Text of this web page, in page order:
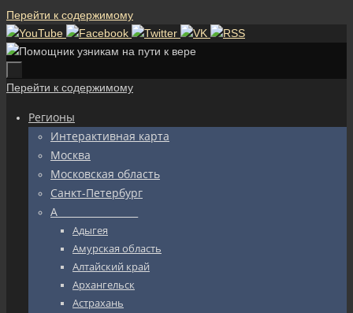
Перейти к содержимому
Перейти к содержимому
Регионы
Интерактивная карта
Москва
Московская область
Санкт-Петербург
А_________________
Адыгея
Амурская область
Алтайский край
Архангельск
Астрахань